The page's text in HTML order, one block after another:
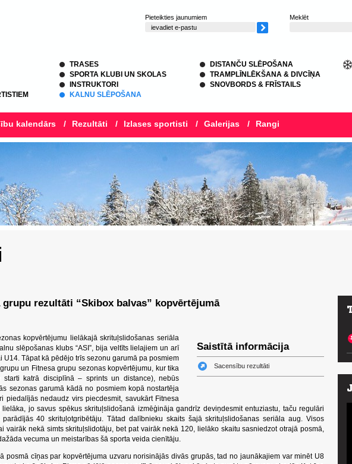
Pieteikties jaunumiem Meklēt
TRASES
SPORTA KLUBI UN SKOLAS
INSTRUKTORI
KALNU SLĒPOŠANA
DISTANČU SLĒPOŠANA
TRAMPLĪNLĒKŠANA & DIVCĪŅA
SNOVBORDS & FRĪSTAILS
kalendārs / Rezultāti / Izlases sportisti / Galerijas / Rangi
grupu rezultāti “Skibox balvas” kopvērtējumā
Saistītā informācija
Sacensību rezultāti
kopvērtējumu lielākajā skrituļslidošanas seriāla
slēpošanas klubs “ASI”, bija veltīts lielajiem un arī
U14. Tāpat kā pēdējo trīs sezonu garumā pa posmiem
un Fitnesa grupu sezonas kopvērtējumu, kur tika
katrā disciplīnā – sprints un distance), nebūs
sezonas garumā kādā no posmiem kopā nostartēja
piedalījās nedaudz virs piecdesmit, savukārt Fitnesa
jo savus spēkus skrituļslidošanā izmēģināja gandrīz deviņdesmit entuziastu, taču regulāri
parādījās 40 skrituļotgribētāju. Tātad dalībnieku skaits šajā skrituļslidošanas seriāla aug. Visos
vairāk nekā simts skrituļslidotāju, bet pat vairāk nekā 120, lielāko skaitu sasniedzot otrajā posmā,
vecuma un meistarības šā sporta veida cienītāju.
posmā cīņas par kopvērtējuma uzvaru norisinājās divās grupās, tad no jaunākajiem var minēt U8